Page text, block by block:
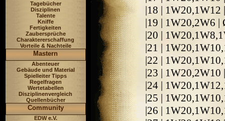
Tagebücher
Disziplinen
Talente
Kniffe
Fertigkeiten
Zaubersprüche
Charaktererschaffung
Vorteile & Nachteile
Mastern
Abenteuer
Gebäude und Material
Spielleiter Tipps
Regelfragen
Wertetabellen
Disziplinenvergleich
Quellenbücher
Community
EDW e.V.
|18 | 1W20,1W12
|19 | 1W20,2W6 |
|20 |
|21 |
|22 |
|23 | 1W20,2W10
|24 |
|25 |
|26 |